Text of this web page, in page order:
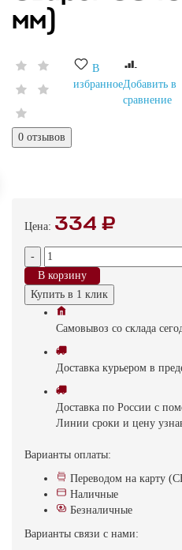
мм)
0 отзывов
В
избранноеДобавить в
сравнение
Цена: 334 ₽
-
В корзину
Купить в 1 клик
Самовывоз со склада
Доставка курьером в
Доставка по России с
Линии сроки и цену
Варианты оплаты:
Переводом на карту
Наличные
Безналичные
Варианты связи с нами: